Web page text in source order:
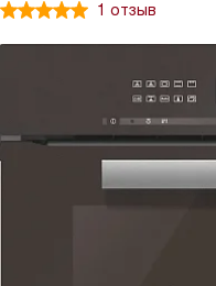
1 отзыв